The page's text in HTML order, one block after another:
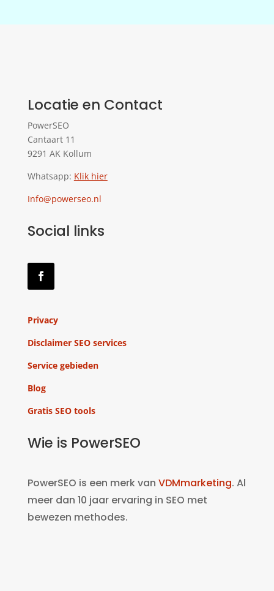
Locatie en Contact
PowerSEO
Cantaart 11
9291 AK Kollum
Whatsapp: Klik hier
Info@powerseo.nl
Social links
Privacy
Disclaimer SEO services
Service gebieden
Blog
Gratis SEO tools
Wie is PowerSEO
PowerSEO is een merk van VDMmarketing. Al
meer dan 10 jaar ervaring in SEO met
bewezen methodes.